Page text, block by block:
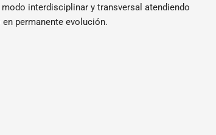
interdisciplinar y transversal atendiendo
permanente evolución.